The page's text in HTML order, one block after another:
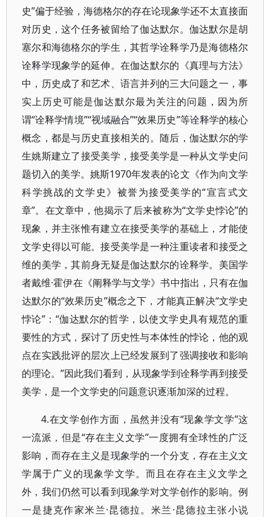
史”偏于经验，海德格尔的存在论现象学还不太直接面
对历史，这个任务被留给了伽达默尔。伽达默尔是胡
塞尔和海德格尔的学生，其哲学诠释学乃是海德格尔
诠释学现象学的延伸。在伽达默尔的《真理与方法》
中，历史成了和艺术、语言并列的三大问题之一，事
实上历史可能是伽达默尔最为关注的问题，因为所
谓“诠释学情境”“视域融合”“效果历史”等诠释学的核心
概念，都是与历史直接相关的。随后，伽达默尔的学
生姚斯建立了接受美学，接受美学是一种从文学史问
题切入的美学。姚斯1970年发表的论文《作为向文学
科学挑战的文学史》被誉为接受美学的“宣言式文
章”。在文章中，他揭示了后来被称为“文学史悖论”的
现象，并主张惟有建立在接受美学的基础上，才能使
文学史得以可能。接受美学是一种注重读者和接受之
维的美学，其前身无疑是伽达默尔的诠释学。美国学
者戴维·霍伊在《阐释学与文学》书中指出，只有在伽
达默尔的“效果历史”概念之下，才能真正解决“文学史
悖论”：“伽达默尔的哲学，以使文学史具有规范的重
要性的方式，探讨了历史性与本体性的悖论，他的观
点在实践批评的层次上已经发展到了强调接收和影响
的理论。”因此我们看到，从现象学到诠释学再到接受
美学，是一个文学史的问题意识逐渐加深的过程。
4.在文学创作方面，虽然并没有“现象学文学”这
一流派，但是“存在主义文学”一度拥有全球性的广泛
影响，而存在主义是现象学的一个分支，存在主义文
学属于广义的现象学文学。而且在存在主义文学之
外，我们仍然可以看到现象学对文学创作的影响。例
一是捷克作家米兰·昆德拉。米兰·昆德拉主张小说